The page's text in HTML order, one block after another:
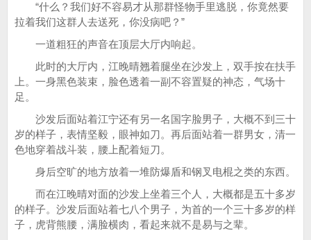
“什么？我们好不容易才从那群怪物手里逃脱，你竟然要
拉着我们这群人去送死，你没病吧？”
一道粗狂的声音在顶层大厅内响起。
此时的大厅内，江晚晴翘着腿坐在沙发上，双手按在扶手
上。一身黑色装束，脸色透着一副不容置疑的神态，气场十
足。
沙发后面站着江宁还有另一名国字脸男子，大概不到三十
岁的样子，表情坚毅，眼神如刀。再后面站着一群男女，清一
色地穿着战斗装，腰上配着短刀。
身后空旷的地方放着一堆防爆盾和钢叉电棍之类的东西。
而在江晚晴对面的沙发上坐着三个人，大概都是五十多岁
的样子。沙发后面站着七八个男子，为首的一个三十多岁的样
子，虎背熊腰，满脸横肉，看起来就不是易与之辈。